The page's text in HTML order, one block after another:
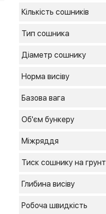
Кількість сошників
Тип сошника
Діаметр сошнику
Норма висіву
Базова вага
Об'єм бункеру
Міжряддя
Тиск сошнику на грунт
Глибина висіву
Робоча швидкість